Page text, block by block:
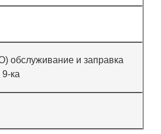
обслуживание и заправка
ка